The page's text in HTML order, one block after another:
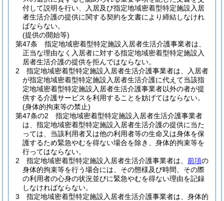
付して説明を行い、入居及び指定地域密着型特定施設入居
者生活介護の提供に関する契約を文書により締結しなけれ
ばならない。
(提供の開始等)
第47条
指定地域密着型特定施設入居者生活介護事業者は、
正当な理由なく入居者に対する指定地域密着型特定施設入
居者生活介護の提供を拒んではならない。
2
指定地域密着型特定施設入居者生活介護事業者は、入居者
が指定地域密着型特定施設入居者生活介護に代えて当該指
定地域密着型特定施設入居者生活介護事業者以外の者が提
供する介護サービスを利用することを妨げてはならない。
(身体的拘束等の禁止)
第47条の2
指定地域密着型特定施設入居者生活介護事業者
は、指定地域密着型特定施設入居者生活介護の提供に当た
っては、当該利用者又は他の利用者等の生命又は身体を保
護するため緊急やむを得ない場合を除き、身体的拘束等を
行ってはならない。
2
指定地域密着型特定施設入居者生活介護事業者は、 前項の
身体的拘束等を行う場合には、その態様及び時間、その際
の利用者の心身の状況並びに緊急やむを得ない理由を記録
しなければならない。
3
指定地域密着型特定施設入居者生活介護事業者は、身体的